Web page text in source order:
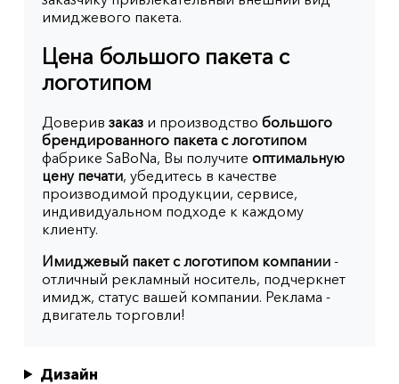
имиджевого пакета.
Цена большого пакета с
логотипом
Доверив закази производство большого
брендированного пакета с логотипом
фабрике SaBoNa, Вы получите оптимальную
цену печати, убедитесь в качестве
производимой продукции, сервисе,
индивидуальном подходе к каждому
клиенту.
Имиджевый пакет с логотипом компании-
отличный рекламный носитель, подчеркнет
имидж, статус вашей компании. Реклама -
двигатель торговли!
Дизайн